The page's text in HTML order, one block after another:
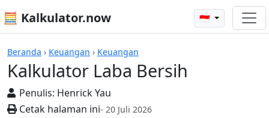
🧮 Kalkulator.now 🇮🇩
Beranda › Keuangan › Keuangan
Kalkulator Laba Bersih
Penulis: Henrick Yau
Cetak halaman ini- 20 Juli 2026
Kalkulator-kalkulator